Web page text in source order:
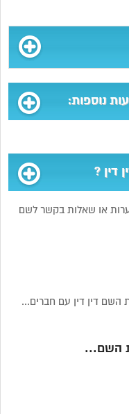
נוספות:
דין ?
או שאלות בקשר לשם
דין דין עם חברים...
השם...